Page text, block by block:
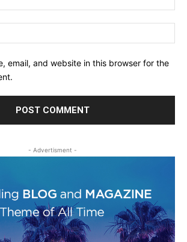
email, and website in this browser for the
- Advertisment -